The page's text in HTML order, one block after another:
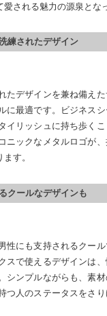
される魅力の源泉とな
練されたデザイン
たデザインを兼ね備え
に最適です。ビジネス
イリッシュに持ち歩く
ニックなメタルロゴが
す。
クールなデザインも
性にも支持されるクー
スで使えるデザインは
シンプルながらも、素
つ人のステータスをさ